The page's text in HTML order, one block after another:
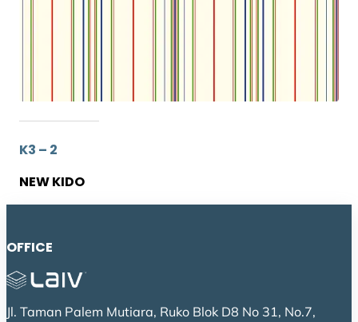
K3 – 2
NEW KIDO
OFFICE
Jl. Taman Palem Mutiara, Ruko Blok D8 No 31, No.7,